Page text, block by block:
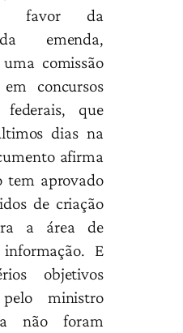
favor da
emenda,
comissão
concursos
que
dias na
afirma
tem aprovado
de criação
a área de
E
objetivos
pelo ministro
não foram